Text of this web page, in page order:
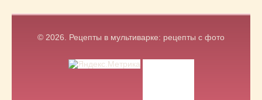
© 2026. Рецепты в мультиварке: рецепты с фото